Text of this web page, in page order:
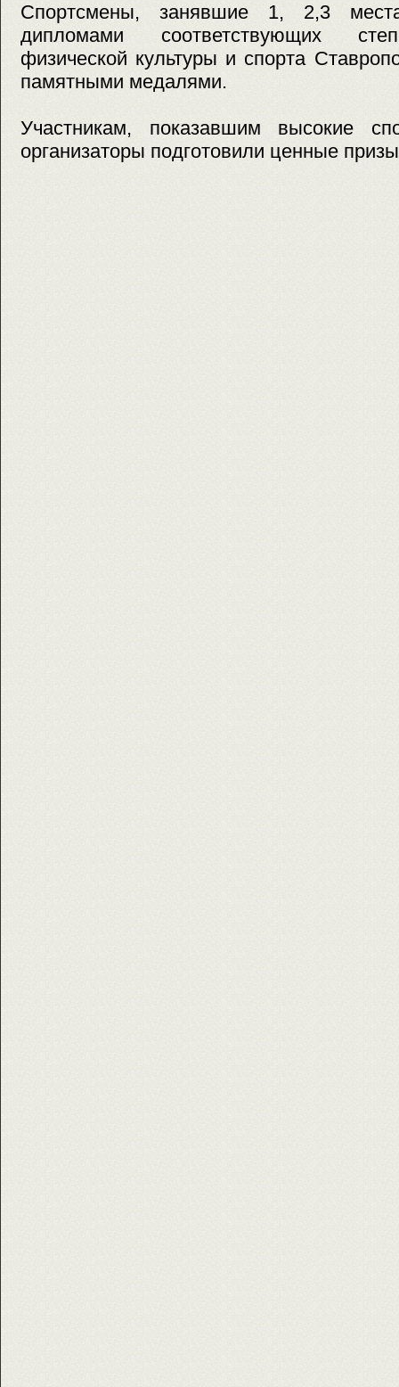
Спортсмены, занявшие 1, 2,3
дипломами соответствующих
физической культуры и спорта
памятными медалями.
Участникам, показавшим высокие
организаторы подготовили ценные